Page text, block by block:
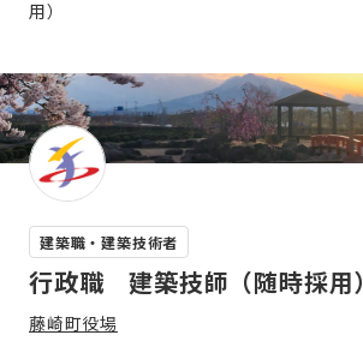
用）
建築職・建築技術者
行政職 建築技師（随時採用）
藤崎町役場